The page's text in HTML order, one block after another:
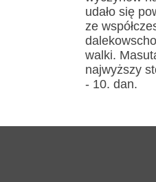
udało się
ze
walki.
najwyższy
- 10. dan.